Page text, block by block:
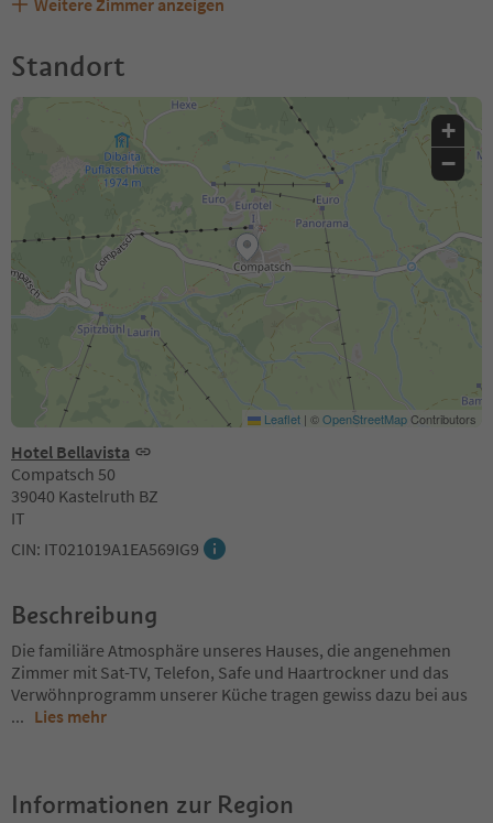
Weitere Zimmer anzeigen
Standort
Hotel Bellavista
Compatsch 50
39040 Kastelruth BZ
IT
CIN: IT021019A1EA569IG9
+
−
Leaflet | ©OpenStreetMapContributors
Beschreibung
Die familiäre Atmosphäre unseres Hauses, die angenehmen
Zimmer mit Sat-TV, Telefon, Safe und Haartrockner und das
Verwöhnprogramm unserer Küche tragen gewiss dazu bei aus
... Lies mehr
Informationen zur Region